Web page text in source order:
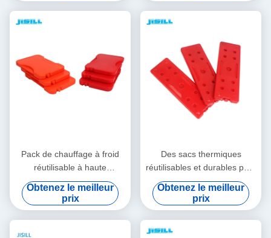
Pack de chauffage à froid
réutilisable à haute
performance pour garder les
aliments au chaud
Obtenez le meilleur
prix
Des sacs thermiques
réutilisables et durables pour
les sacs de déjeuner isolés
chauffent jusqu'à 55 degrés
Obtenez le meilleur
prix